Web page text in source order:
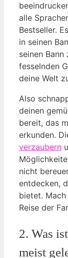
alle
Bestseller.
in seinen
seinen
fesselnden
deine ‌Welt
Also
deinen
bereit, ⁤das
erkunden.
verzaubern
nicht
entdecken,⁢
bietet.
Reise ⁤der
2. Was⁢
meist